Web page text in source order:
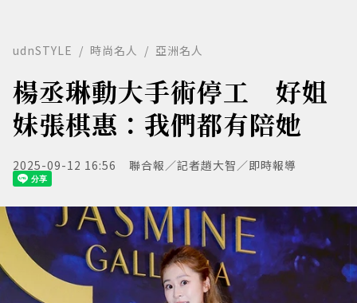
udnSTYLE 時尚名人 亞洲名人
楊丞琳動大手術停工 好姐
妹張棋惠：我們都有陪她
2025-09-12 16:56 聯合報／記者趙大智／即時報導